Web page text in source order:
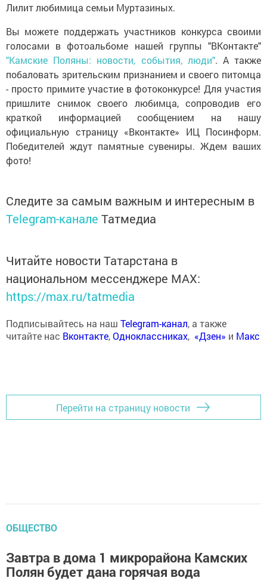
Лилит любимица семьи Муртазиных.
Вы можете поддержать участников конкурса своими
голосами в фотоальбоме нашей группы "ВКонтакте"
"Камские Поляны: новости, события, люди". А также
побаловать зрительским признанием и своего питомца
- просто примите участие в фотоконкурсе! Для участия
пришлите снимок своего любимца, сопроводив его
краткой информацией сообщением на нашу
официальную страницу «Вконтакте» ИЦ Посинформ.
Победителей ждут памятные сувениры. Ждем ваших
фото!
Следите за самым важным и интересным в
Telegram-канале Татмедиа
Читайте новости Татарстана в
национальном мессенджере MАХ:
https://max.ru/tatmedia
Подписывайтесь на наш Telegram-канал, а также
читайте нас Вконтакте,Одноклассниках, «Дзен» и Макс
Перейти на страницу новости
ОБЩЕСТВО
Завтра в дома 1 микрорайона Камских
Полян будет дана горячая вода